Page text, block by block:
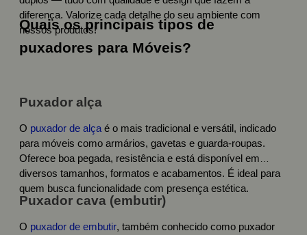
diferença. Valorize cada detalhe do seu ambiente com
nossos produtos!
Quais os principais tipos de
puxadores para Móveis?
Puxador alça
O puxador de alça é o mais tradicional e versátil, indicado
para móveis como armários, gavetas e guarda-roupas.
Oferece boa pegada, resistência e está disponível em
diversos tamanhos, formatos e acabamentos. É ideal para
quem busca funcionalidade com presença estética.
Puxador cava (embutir)
O puxador de embutir, também conhecido como puxador